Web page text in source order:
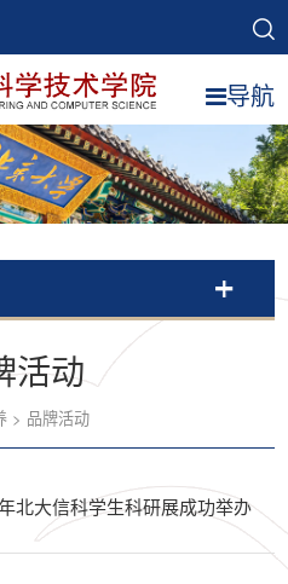
导航
活动
> 品牌活动
北大信科学生科研展成功举办